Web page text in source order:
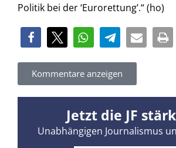
Politik bei der ‘Eurorettung’.“ (ho)
Kommentare anzeigen
Jetzt die JF
Unabhängigen Journalismus